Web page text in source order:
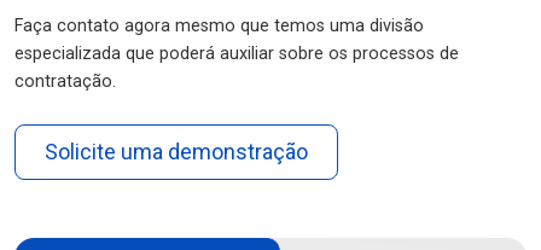
Faça contato agora mesmo que temos uma divisão
especializada que poderá auxiliar sobre os processos de
contratação.
Solicite uma demonstração